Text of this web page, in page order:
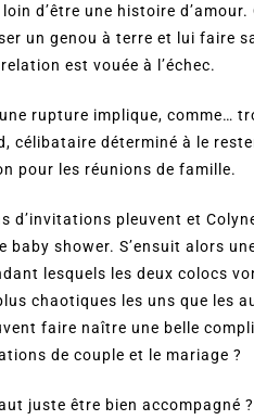
d’être une histoire
un genou à terre et lui faire
est vouée à l’échec.
rupture implique, comme…
célibataire déterminé à le
pour les réunions de famille.
d’invitations pleuvent et
baby shower. S’ensuit alors
lesquels les deux colocs
chaotiques les uns que les
faire naître une belle
de couple et le mariage ?
juste être bien accompagné ?